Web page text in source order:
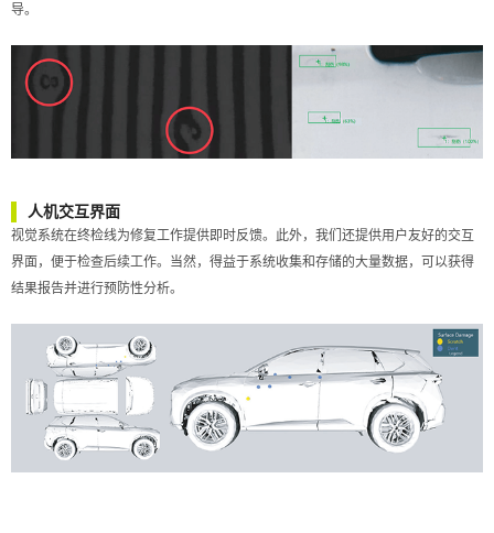
导。
人机交互界面
视觉系统在终检线为修复工作提供即时反馈。此外，我们还提供用户友好的交互
界面，便于检查后续工作。当然，得益于系统收集和存储的大量数据，可以获得
结果报告并进行预防性分析。